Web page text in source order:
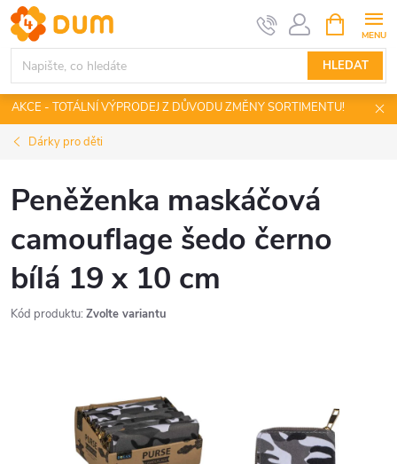
Přejít
na
obsah
HLEDAT
NÁKUPNÍ
KOŠÍK
AKCE - TOTÁLNÍ VÝPRODEJ Z DŮVODU ZMĚNY SORTIMENTU!
Dárky pro děti
Peněženka maskáčová
camouflage šedo černo
bílá 19 x 10 cm
Kód produktu: Zvolte variantu